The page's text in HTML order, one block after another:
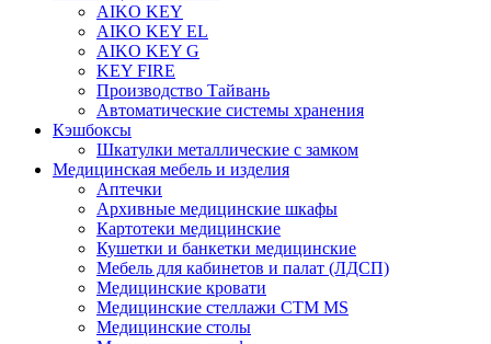
AIKO KEY
AIKO KEY EL
AIKO KEY G
KEY FIRE
Производство Тайвань
Автоматические системы хранения
Кэшбоксы
Шкатулки металлические с замком
Медицинская мебель и изделия
Аптечки
Архивные медицинские шкафы
Картотеки медицинские
Кушетки и банкетки медицинские
Мебель для кабинетов и палат (ЛДСП)
Медицинские кровати
Медицинские стеллажи CTM MS
Медицинские столы